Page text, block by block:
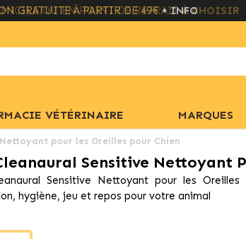
GRATUITE À PARTIR DE 49€+ INFO
VÉTÉRINAIRE MARQUES
pour les Oreilles pour Chien
Sensitive Nettoyant
Sensitive Nettoyant pour les
hygiène, jeu et repos pour votre animal